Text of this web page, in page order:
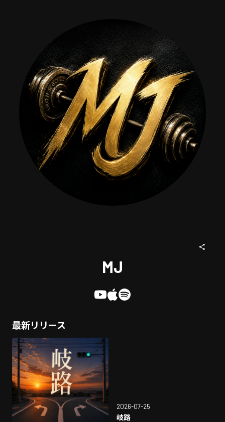
MJ
最新リリース
2026-07-25
岐路